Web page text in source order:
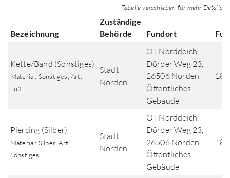
Tabelle verschieben für mehr Details
Bezeichnung
Zuständige
Behörde
Fundort
Kette/Band (Sonstiges)
Material: Sonstiges; Art:
Fuß
Stadt
Norden
OT Norddeich,
Dörper Weg 23,
26506 Norden
Öffentliches
Gebäude
Piercing (Silber)
Material: Silber; Art:
Sonstiges
Stadt
Norden
OT Norddeich,
Dörper Weg 23,
26506 Norden
Öffentliches
Gebäude